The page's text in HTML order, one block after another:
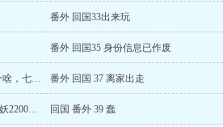
番外 回国33出来玩
番外 回国35 身份信息已作废
番外 回国 36 我想吃烤鸭（那个啥，七夕快乐） 番外 回国 37 离家出走
番外 回国 38 越生气越ai你（海妖2200加更） 回国 番外 39 蠢